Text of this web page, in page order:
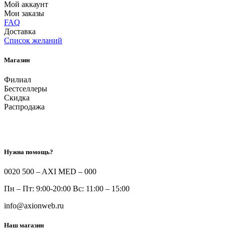
Мой аккаунт
Мои заказы
FAQ
Доставка
Список желаний
Магазин
Филиал
Бестселлеры
Скидка
Распродажа
Нужна помощь?
0020 500 – AXI MED – 000
Пн – Пт: 9:00-20:00 Вс: 11:00 – 15:00
info@axionweb.ru
Наш магазин